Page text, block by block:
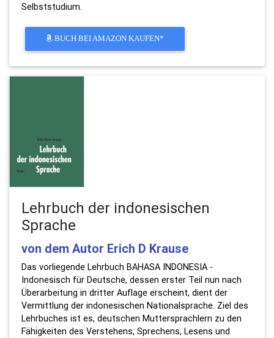
Selbststudium.
BUCH BEI AMAZON KAUFEN*
Lehrbuch der indonesischen
Sprache
von dem Autor Erich D Krause
Das vorliegende Lehrbuch BAHASA INDONESIA -
Indonesisch für Deutsche, dessen erster Teil nun nach
Überarbeitung in dritter Auflage erscheint, dient der
Vermittlung der indonesischen Nationalsprache. Ziel des
Lehrbuches ist es, deutschen Muttersprachlern zu den
Fähigkeiten des Verstehens, Sprechens, Lesens und